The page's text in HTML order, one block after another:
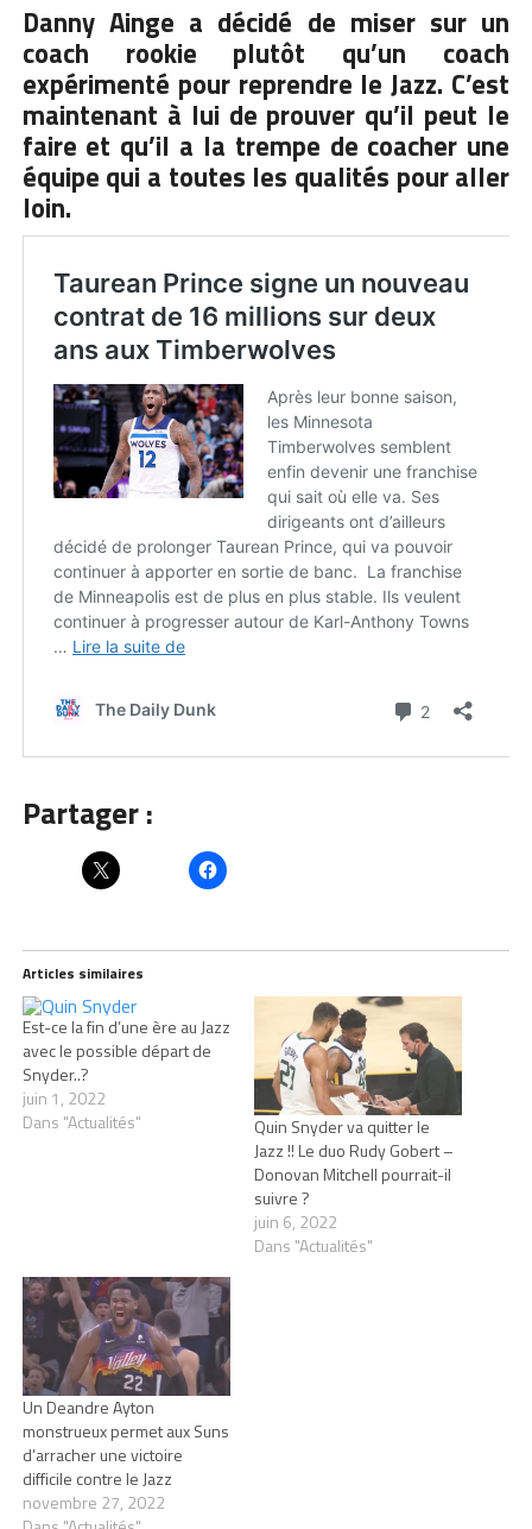
Danny Ainge a décidé de miser sur un
coach rookie plutôt qu’un coach
expérimenté pour reprendre le Jazz. C’est
maintenant à lui de prouver qu’il peut le
faire et qu’il a la trempe de coacher une
équipe qui a toutes les qualités pour aller
loin.
Partager :
Articles similaires
Est-ce la fin d’une ère au Jazz
avec le possible départ de
Snyder..?
juin 1, 2022
Dans "Actualités"
Quin Snyder va quitter le
Jazz !! Le duo Rudy Gobert –
Donovan Mitchell pourrait-il
suivre ?
juin 6, 2022
Dans "Actualités"
Un Deandre Ayton
monstrueux permet aux Suns
d’arracher une victoire
difficile contre le Jazz
novembre 27, 2022